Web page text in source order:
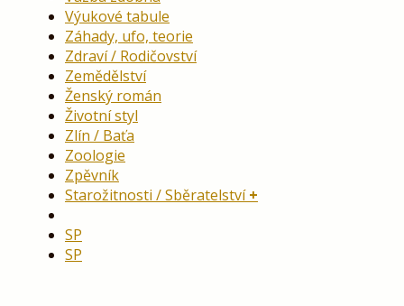
Výukové tabule
Záhady, ufo, teorie
Zdraví / Rodičovství
Zemědělství
Ženský román
Životní styl
Zlín / Baťa
Zoologie
Zpěvník
Starožitnosti / Sběratelství
SP
SP